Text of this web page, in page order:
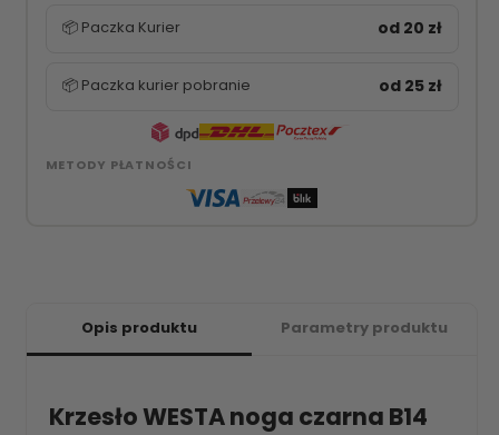
📦 Paczka Kurier od 20 zł
📦 Paczka kurier pobranie od 25 zł
METODY PŁATNOŚCI
Opis produktu Parametry produktu
Krzesło WESTA noga czarna B14